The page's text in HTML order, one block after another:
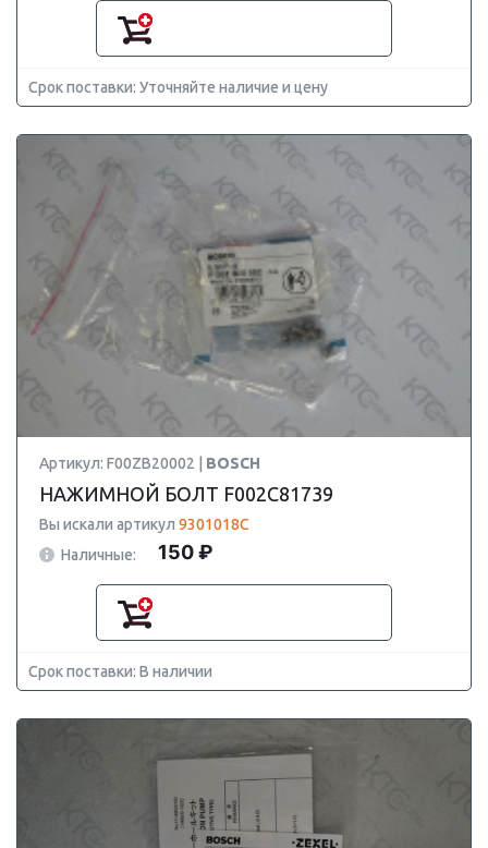
Срок поставки: Уточняйте наличие и цену
Артикул: F00ZB20002 | BOSCH
НАЖИМНОЙ БОЛТ F002C81739
Вы искали артикул 9301018C
Наличные:
150 ₽
Срок поставки: В наличии